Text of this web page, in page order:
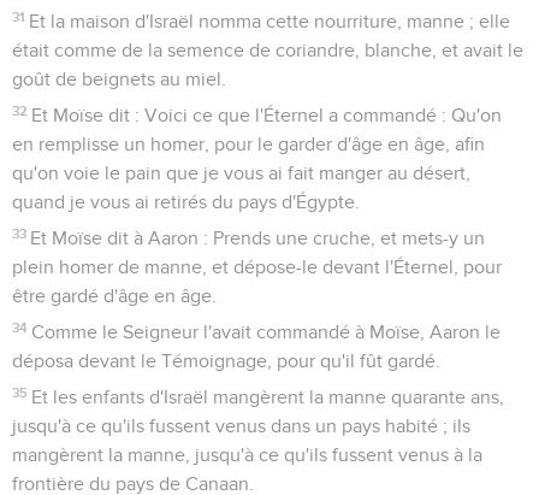
31 Et la maison d'Israël nomma cette nourriture, manne ; elle
était comme de la semence de coriandre, blanche, et avait le
goût de beignets au miel.
32 Et Moïse dit : Voici ce que l'Éternel a commandé : Qu'on
en remplisse un homer, pour le garder d'âge en âge, afin
qu'on voie le pain que je vous ai fait manger au désert,
quand je vous ai retirés du pays d'Égypte.
33 Et Moïse dit à Aaron : Prends une cruche, et mets-y un
plein homer de manne, et dépose-le devant l'Éternel, pour
être gardé d'âge en âge.
34 Comme le Seigneur l'avait commandé à Moïse, Aaron le
déposa devant le Témoignage, pour qu'il fût gardé.
35 Et les enfants d'Israël mangèrent la manne quarante ans,
jusqu'à ce qu'ils fussent venus dans un pays habité ; ils
mangèrent la manne, jusqu'à ce qu'ils fussent venus à la
frontière du pays de Canaan.